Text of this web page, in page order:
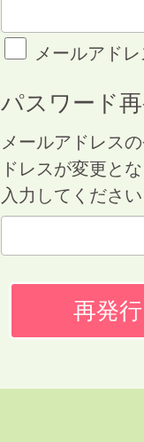
メールアド
パスワード
メールアドレス
ドレスが変更と
入力してください